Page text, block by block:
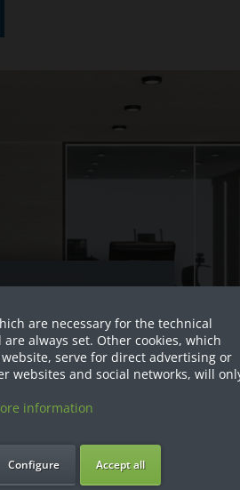
are necessary for the technical
always set. Other cookies, which
serve for direct advertising or
websites and social networks, will
information
Accept all
Configure
Händler Shop, Preise
NETTO ausgespielt!
bin eine Firma